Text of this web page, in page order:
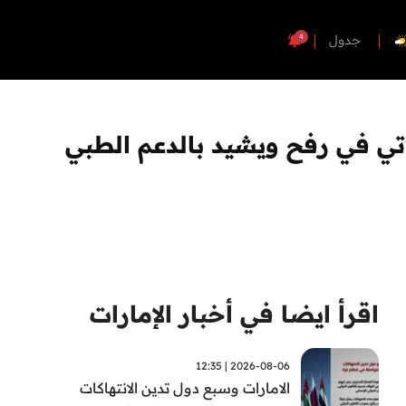
جدول 4
في رفح ويشيد بالدعم الطبي
اقرأ ايضا في أخبار الإمارات
2026-08-06 | 12:35
الامارات وسبع دول تدين الانتهاكات